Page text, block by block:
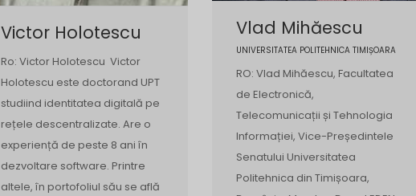
Victor Holotescu
Ro: Victor Holotescu Victor
Holotescu este doctorand UPT
studiind identitatea digitală pe
rețele descentralizate. Are o
experiență de peste 8 ani în
dezvoltare software. Printre
altele, în portofoliul său se află
Vlad Mihăescu
UNIVERSITATEA POLITEHNICA TIMIȘOARA
RO: Vlad Mihăescu, Facultatea
de Electronică,
Telecomunicații și Tehnologia
Informației, Vice-Președintele
Senatului Universitatea
Politehnica din Timișoara,